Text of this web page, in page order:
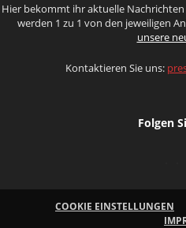
Hier bekommt ihr aktuelle
werden 1 zu 1 von den jeweiligen
unsere
Kontaktieren Sie uns:
Folgen
COOKIE EINSTELLUNGEN